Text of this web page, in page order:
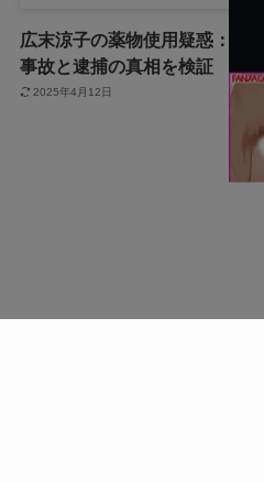
広末涼子の薬物使用疑惑：
事故と逮捕の真相を検証
2025年4月12日